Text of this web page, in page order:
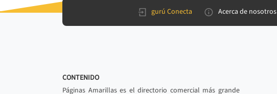
gurú Conecta Acerca de nosotros
CONTENIDO
Páginas Amarillas es el directorio comercial más grande